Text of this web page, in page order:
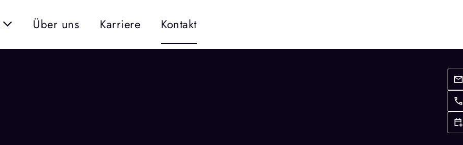
Über uns Karriere Kontakt